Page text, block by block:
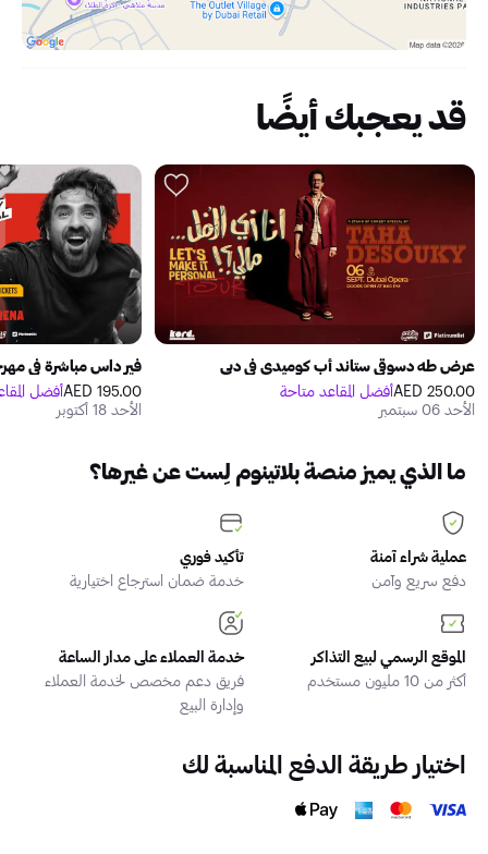
قد يعجبك أيضًا
عرض طه دسوقي ستاند أب كوميدي في دبي
250.00 AED
أفضل المقاعد متاحة
الأحد 06 سبتمبر
فير داس مباشرة في
195.00 AED
أفضل
الأحد 18 أكتوبر
ما الذي يميز منصة بلاتينوم لِست عن غيرها؟
عملية شراء آمنة
دفع سريع وآمن
تأكيد فوري
خدمة ضمان استرجاع اختيارية
الموقع الرسمي لبيع التذاكر
أكثر من 10 مليون مستخدم
خدمة العملاء على مدار الساعة
فريق دعم مخصص لخدمة العملاء
وإدارة البيع
اختيار طريقة الدفع المناسبة لك